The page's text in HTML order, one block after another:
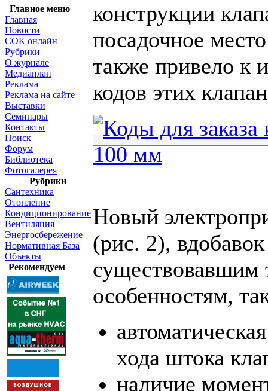
Главное меню
Главная
Новости
СОК онлайн
Рубрики
О журнале
Медиаплан
Реклама
Реклама на сайте
Выставки
Семинары
Контакты
Поиск
Форум
Библиотека
Фотогалерея
Рубрики
Сантехника
Отопление
Кондиционирование
Вентиляция
Энергосбережение
Нормативная База
Объекты
Рекомендуем
конструкции
посадочное
также привело к
кодов этих
Новый
(рис. 2),
существовавшим
особенностям,
хода штока
наличие